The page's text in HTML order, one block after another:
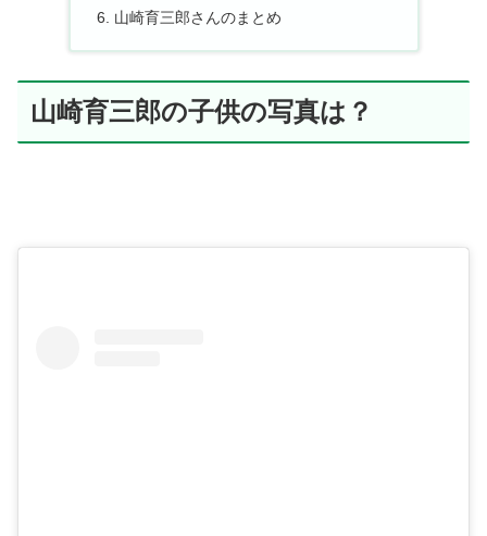
山崎育三郎さんのまとめ
山崎育三郎の子供の写真は？